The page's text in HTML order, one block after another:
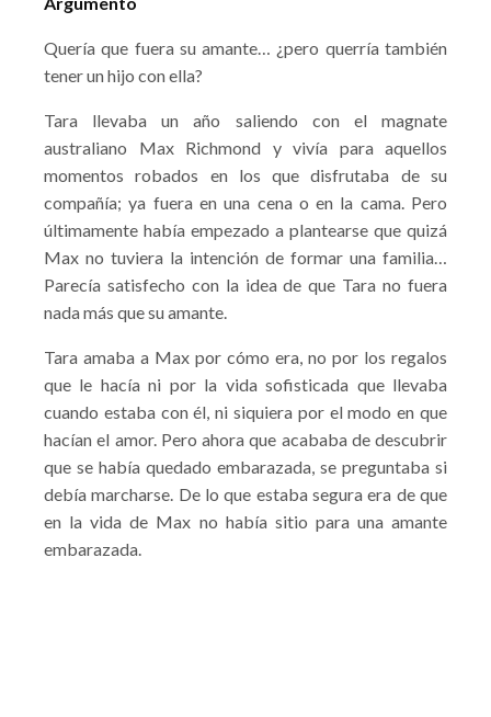
Quería que fuera su amante… ¿pero querría también
tener un hijo con ella?
Tara llevaba un año saliendo con el magnate
australiano Max Richmond y vivía para aquellos
momentos robados en los que disfrutaba de su
compañía; ya fuera en una cena o en la cama. Pero
últimamente había empezado a plantearse que quizá
Max no tuviera la intención de formar una familia…
Parecía satisfecho con la idea de que Tara no fuera
nada más que su amante.
Tara amaba a Max por cómo era, no por los regalos
que le hacía ni por la vida sofisticada que llevaba
cuando estaba con él, ni siquiera por el modo en que
hacían el amor. Pero ahora que acababa de descubrir
que se había quedado embarazada, se preguntaba si
debía marcharse. De lo que estaba segura era de que
en la vida de Max no había sitio para una amante
embarazada.